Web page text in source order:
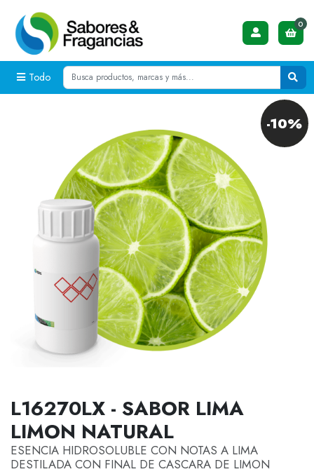
Todo
0
-10%
L16270LX - SABOR LIMA
LIMON NATURAL
ESENCIA HIDROSOLUBLE CON NOTAS A LIMA
DESTILADA CON FINAL DE CASCARA DE LIMON